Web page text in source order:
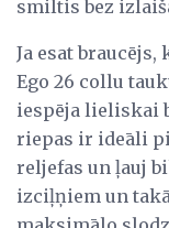
smiltis bez
Ja esat
Ego 26 collu
iespēja lieliskai
riepas ir ideāli
reljefas un ļauj
izciļņiem un